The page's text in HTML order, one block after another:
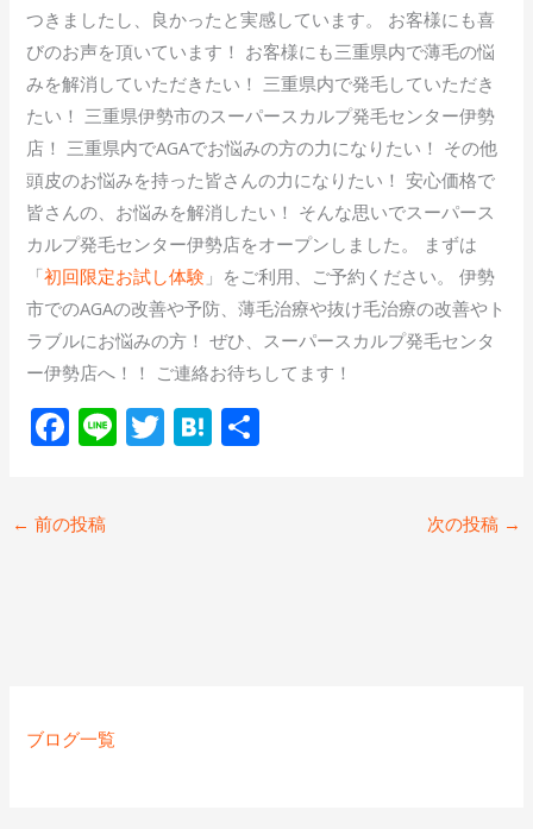
つきましたし、良かったと実感しています。 お客様にも喜
びのお声を頂いています！ お客様にも三重県内で薄毛の悩
みを解消していただきたい！ 三重県内で発毛していただき
たい！ 三重県伊勢市のスーパースカルプ発毛センター伊勢
店！ 三重県内でAGAでお悩みの方の力になりたい！ その他
頭皮のお悩みを持った皆さんの力になりたい！ 安心価格で
皆さんの、お悩みを解消したい！ そんな思いでスーパース
カルプ発毛センター伊勢店をオープンしました。 まずは
「初回限定お試し体験 」をご利用、ご予約ください。 伊勢
市でのAGAの改善や予防、薄毛治療や抜け毛治療の改善やト
ラブルにお悩みの方！ ぜひ、スーパースカルプ発毛センタ
ー伊勢店へ！！ ご連絡お待ちしてます！
F
e
b
Li T H
← 前の投稿 次の投稿 →
ブログ一覧